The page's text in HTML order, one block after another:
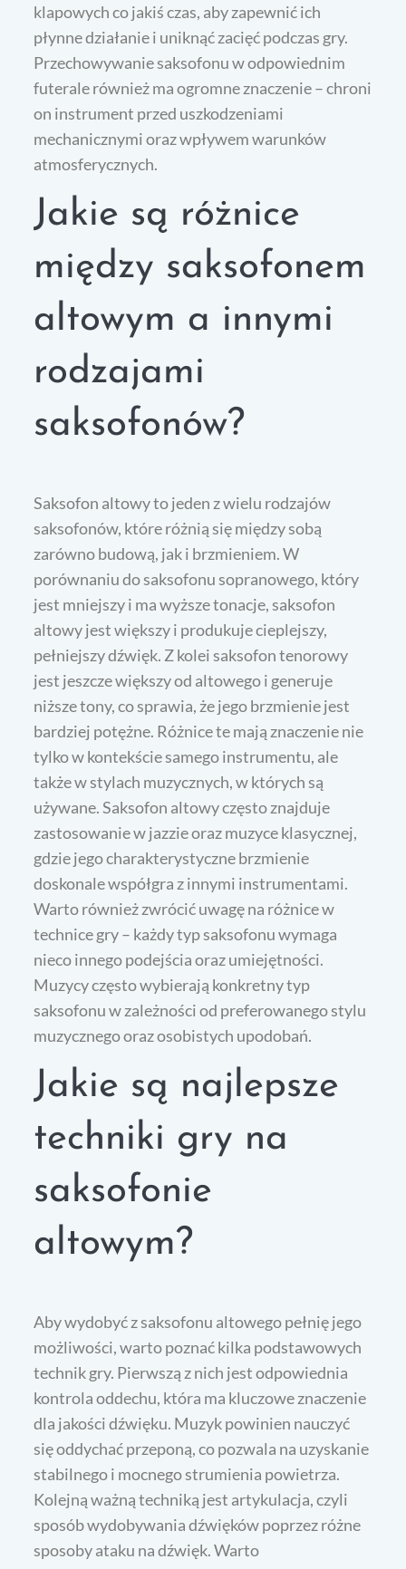
klapowych co jakiś czas, aby zapewnić ich
płynne działanie i uniknąć zacięć podczas gry.
Przechowywanie saksofonu w odpowiednim
futerale również ma ogromne znaczenie – chroni
on instrument przed uszkodzeniami
mechanicznymi oraz wpływem warunków
atmosferycznych.
Jakie są różnice
między saksofonem
altowym a innymi
rodzajami
saksofonów?
Saksofon altowy to jeden z wielu rodzajów
saksofonów, które różnią się między sobą
zarówno budową, jak i brzmieniem. W
porównaniu do saksofonu sopranowego, który
jest mniejszy i ma wyższe tonacje, saksofon
altowy jest większy i produkuje cieplejszy,
pełniejszy dźwięk. Z kolei saksofon tenorowy
jest jeszcze większy od altowego i generuje
niższe tony, co sprawia, że jego brzmienie jest
bardziej potężne. Różnice te mają znaczenie nie
tylko w kontekście samego instrumentu, ale
także w stylach muzycznych, w których są
używane. Saksofon altowy często znajduje
zastosowanie w jazzie oraz muzyce klasycznej,
gdzie jego charakterystyczne brzmienie
doskonale współgra z innymi instrumentami.
Warto również zwrócić uwagę na różnice w
technice gry – każdy typ saksofonu wymaga
nieco innego podejścia oraz umiejętności.
Muzycy często wybierają konkretny typ
saksofonu w zależności od preferowanego stylu
muzycznego oraz osobistych upodobań.
Jakie są najlepsze
techniki gry na
saksofonie
altowym?
Aby wydobyć z saksofonu altowego pełnię jego
możliwości, warto poznać kilka podstawowych
technik gry. Pierwszą z nich jest odpowiednia
kontrola oddechu, która ma kluczowe znaczenie
dla jakości dźwięku. Muzyk powinien nauczyć
się oddychać przeponą, co pozwala na uzyskanie
stabilnego i mocnego strumienia powietrza.
Kolejną ważną techniką jest artykulacja, czyli
sposób wydobywania dźwięków poprzez różne
sposoby ataku na dźwięk. Warto